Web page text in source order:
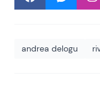
andrea delogu